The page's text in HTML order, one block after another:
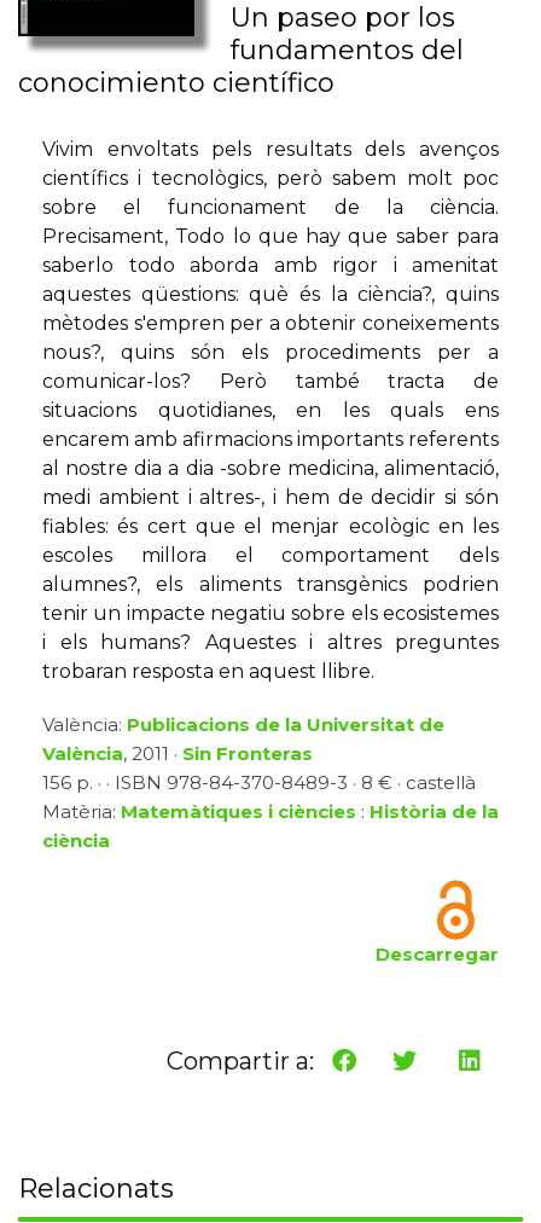
Un paseo por los
fundamentos del
conocimiento científico
Vivim envoltats pels resultats dels avenços
científics i tecnològics, però sabem molt poc
sobre el funcionament de la ciència.
Precisament, Todo lo que hay que saber para
saberlo todo aborda amb rigor i amenitat
aquestes qüestions: què és la ciència?, quins
mètodes s'empren per a obtenir coneixements
nous?, quins són els procediments per a
comunicar-los? Però també tracta de
situacions quotidianes, en les quals ens
encarem amb afirmacions importants referents
al nostre dia a dia -sobre medicina, alimentació,
medi ambient i altres-, i hem de decidir si són
fiables: és cert que el menjar ecològic en les
escoles millora el comportament dels
alumnes?, els aliments transgènics podrien
tenir un impacte negatiu sobre els ecosistemes
i els humans? Aquestes i altres preguntes
trobaran resposta en aquest llibre.
València: Publicacions de la Universitat de
València, 2011 · Sin Fronteras
156 p. · · ISBN 978-84-370-8489-3 · 8 € · castellà
Matèria: Matemàtiques i ciències : Història de la
ciència
Descarregar
Compartir a:
Relacionats